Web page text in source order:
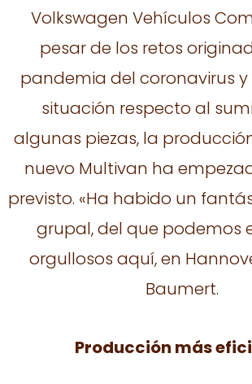
Volkswagen Vehículos
pesar de los retos
pandemia del coronavirus
situación respecto al
algunas piezas, la
nuevo Multivan ha
previsto. «Ha habido un
grupal, del que podemos
orgullosos aquí, en
Baumert.
Producción más